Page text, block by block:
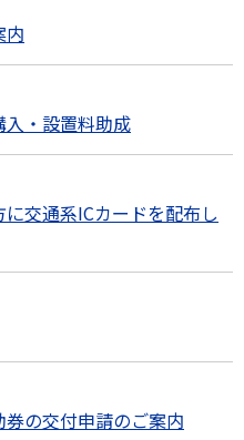
内
・設置料助成
交通系ICカードを配布し
の交付申請のご案内